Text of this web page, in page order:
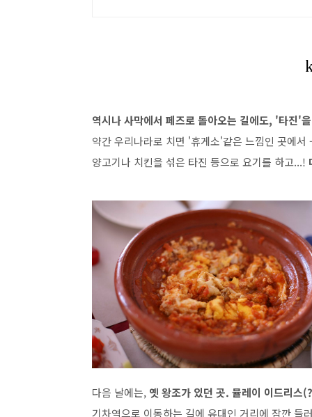
역시나 사막에서 페즈로 돌아오는 길에도, '타진'
약간 우리나라로 치면 '휴게소'같은 느낌인 곳에
양고기나 치킨을 섞은 타진 등으로 요기를 하고...!
다음 날에는, 옛 왕조가 있던 곳. 뮬레이 이드리스
기차역으로 이동하는 길에 유대인 거리에 잠깐 들